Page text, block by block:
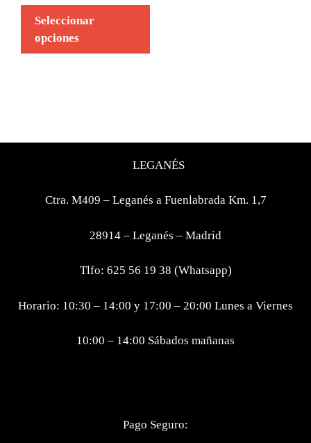
Seleccionar
opciones
LEGANÉS
Ctra. M409 – Leganés a Fuenlabrada Km. 1,7
28914 – Leganés – Madrid
Tlfo: 625 56 19 38 (Whatsapp)
Horario: 10:30 – 14:00 y 17:00 – 20:00 Lunes a Viernes
10:00 – 14:00 Sábados mañanas
Pago Seguro: